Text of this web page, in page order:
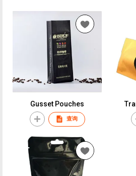
Gusset Pouches
查询